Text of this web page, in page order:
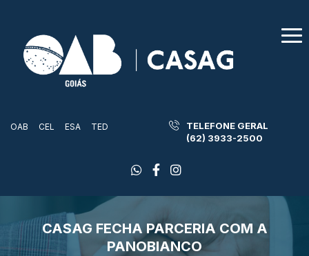
OAB CEL ESA TED
TELEFONE GERAL
(62) 3933-2500
CASAG FECHA PARCERIA COM A
PANOBIANCO